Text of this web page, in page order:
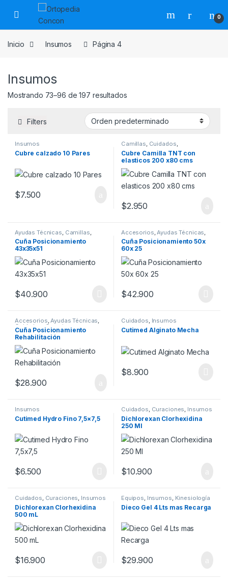
Skip to navigation
Skip to content
0
Inicio Insumos Página 4
Insumos
Mostrando 73–96 de 197 resultados
Filters
Insumos
Cubre calzado 10 Pares
$7.500
Camillas, Cuidados,
Curaciones Insumos
Kinesiología
Cubre Camilla TNT con
elasticos 200 x80 cms
$2.950
Ayudas Técnicas Camillas
Cuidados ,Curaciones
Insumos,Kinesiología
Cuña Posicionamiento
43x35x51
$40.900
Accesorios Ayudas Técnicas
Cuidados ,Curaciones
Insumos,Kinesiología,
Movilidad
Cuña Posicionamiento 50x
60x 25
$42.900
Accesorios,Ayudas Técnicas,
Cuidados ,Curaciones
Insumos,Kinesiología,
Movilidad
Cuña Posicionamiento
Rehabilitación
$28.900
Cuidados, Insumos
Cutimed Alginato Mecha
$8.900
Insumos
Cutimed Hydro Fino 7,5×7,5
$6.500
Cuidados, Curaciones, Insumos
Dichlorexan Clorhexidina
250 Ml
$10.900
Cuidados, Curaciones, Insumos
Dichlorexan Clorhexidina
500 mL
$16.900
Equipos, Insumos, Kinesiología
Dieco Gel 4 Lts mas Recarga
$29.900